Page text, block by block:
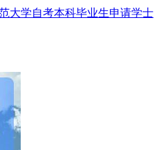
大学自考本科毕业生申请学士